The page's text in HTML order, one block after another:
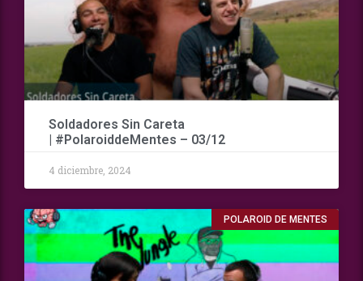
Soldadores Sin Careta
| #PolaroiddeMentes – 03/12
4 diciembre, 2024
POLAROID DE MENTES